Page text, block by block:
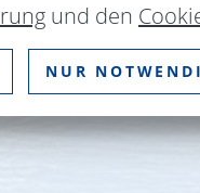
und den
NUR